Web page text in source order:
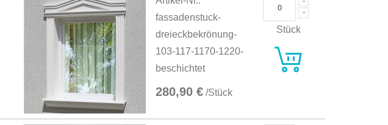
fassadenstuck-
dreieckbekrönung-
103-117-1170-1220-
beschichtet
280,90 € /Stück
Stück